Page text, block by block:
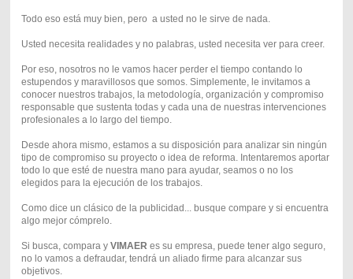
Todo eso está muy bien, pero a usted no le sirve de nada.
Usted necesita realidades y no palabras, usted necesita ver para creer.
Por eso, nosotros no le vamos hacer perder el tiempo contando lo
estupendos y maravillosos que somos. Simplemente, le invitamos a
conocer nuestros trabajos, la metodología, organización y compromiso
responsable que sustenta todas y cada una de nuestras intervenciones
profesionales a lo largo del tiempo.
Desde ahora mismo, estamos a su disposición para analizar sin ningún
tipo de compromiso su proyecto o idea de reforma. Intentaremos aportar
todo lo que esté de nuestra mano para ayudar, seamos o no los
elegidos para la ejecución de los trabajos.
Como dice un clásico de la publicidad... busque compare y si encuentra
algo mejor cómprelo.
Si busca, compara y VIMAER es su empresa, puede tener algo seguro,
no lo vamos a defraudar, tendrá un aliado firme para alcanzar sus
objetivos.